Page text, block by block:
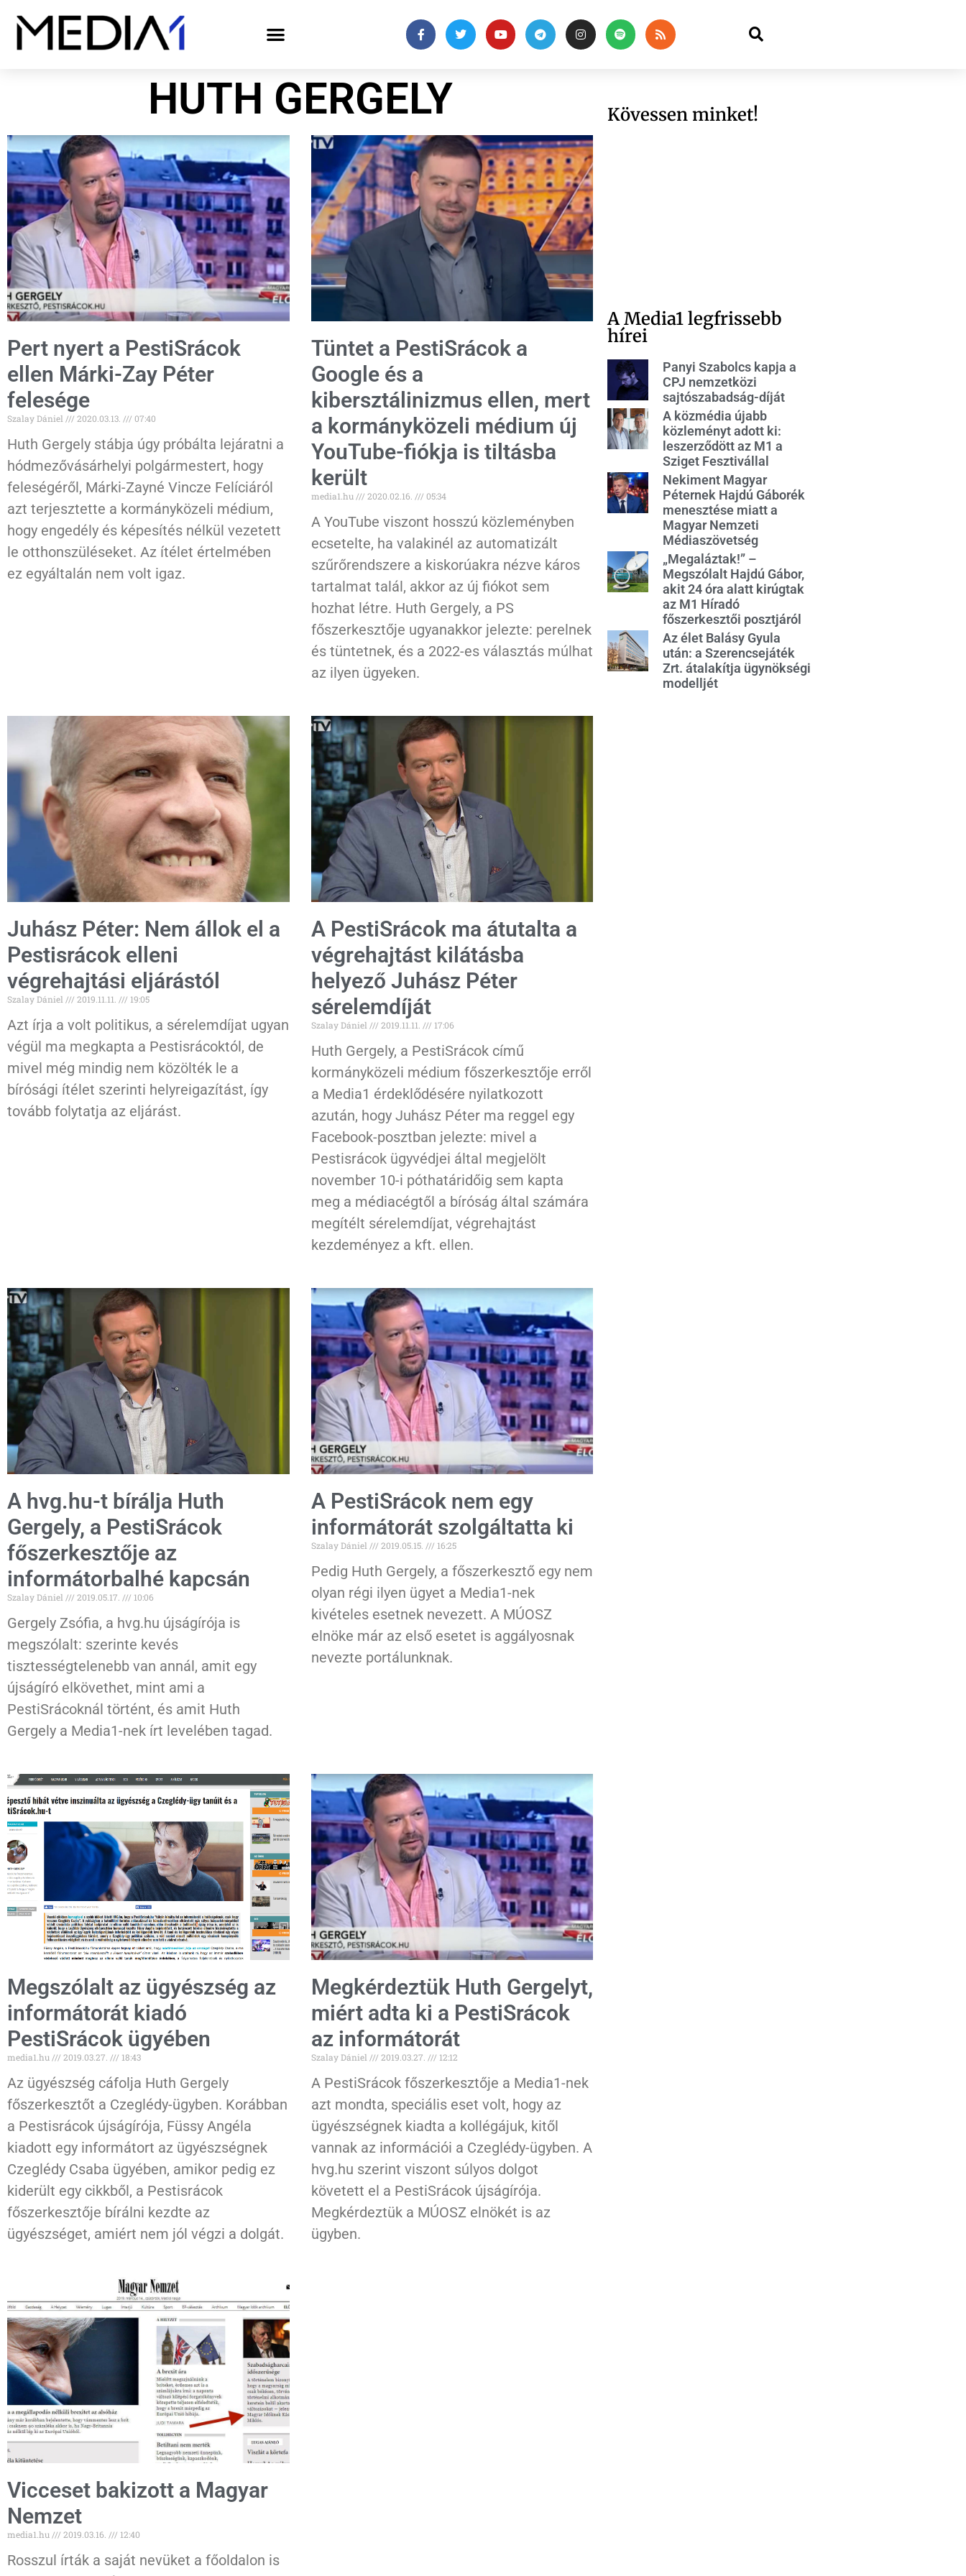
HUTH GERGELY
Pert nyert a PestiSrácok
ellen Márki-Zay Péter
felesége
Szalay Dániel 2020.03.13. 07:40
Huth Gergely stábja úgy próbálta lejáratni a
hódmezővásárhelyi polgármestert, hogy
feleségéről, Márki-Zayné Vincze Felíciáról
azt terjesztette a kormányközeli médium,
hogy engedély és képesítés nélkül vezetett
le otthonszüléseket. Az ítélet értelmében
ez egyáltalán nem volt igaz.
Tüntet a PestiSrácok a
Google és a
kibersztálinizmus ellen, mert
a kormányközeli médium új
YouTube-fiókja is tiltásba
került
media1.hu 2020.02.16. 05:34
A YouTube viszont hosszú közleményben
ecsetelte, ha valakinél az automatizált
szűrőrendszere a kiskorúakra nézve káros
tartalmat talál, akkor az új fiókot sem
hozhat létre. Huth Gergely, a PS
főszerkesztője ugyanakkor jelezte: perelnek
és tüntetnek, és a 2022-es választás múlhat
az ilyen ügyeken.
Juhász Péter: Nem állok el a
Pestisrácok elleni
végrehajtási eljárástól
Szalay Dániel 2019.11.11. 19:05
Azt írja a volt politikus, a sérelemdíjat ugyan
végül ma megkapta a Pestisrácoktól, de
mivel még mindig nem közölték le a
bírósági ítélet szerinti helyreigazítást, így
tovább folytatja az eljárást.
A PestiSrácok ma átutalta a
végrehajtást kilátásba
helyező Juhász Péter
sérelemdíját
Szalay Dániel 2019.11.11. 17:06
Huth Gergely, a PestiSrácok című
kormányközeli médium főszerkesztője erről
a Media1 érdeklődésére nyilatkozott
azután, hogy Juhász Péter ma reggel egy
Facebook-posztban jelezte: mivel a
Pestisrácok ügyvédjei által megjelölt
november 10-i póthatáridőig sem kapta
meg a médiacégtől a bíróság által számára
megítélt sérelemdíjat, végrehajtást
kezdeményez a kft. ellen.
A hvg.hu-t bírálja Huth
Gergely, a PestiSrácok
főszerkesztője az
informátorbalhé kapcsán
Szalay Dániel 2019.05.17. 10:06
Gergely Zsófia, a hvg.hu újságírója is
megszólalt: szerinte kevés
tisztességtelenebb van annál, amit egy
újságíró elkövethet, mint ami a
PestiSrácoknál történt, és amit Huth
Gergely a Media1-nek írt levelében tagad.
A PestiSrácok nem egy
informátorát szolgáltatta ki
Szalay Dániel 2019.05.15. 16:25
Pedig Huth Gergely, a főszerkesztő egy nem
olyan régi ilyen ügyet a Media1-nek
kivételes esetnek nevezett. A MÚOSZ
elnöke már az első esetet is aggályosnak
nevezte portálunknak.
Megszólalt az ügyészség az
informátorát kiadó
PestiSrácok ügyében
media1.hu 2019.03.27. 18:43
Az ügyészség cáfolja Huth Gergely
főszerkesztőt a Czeglédy-ügyben. Korábban
a Pestisrácok újságírója, Füssy Angéla
kiadott egy informátort az ügyészségnek
Czeglédy Csaba ügyében, amikor pedig ez
kiderült egy cikkből, a Pestisrácok
főszerkesztője bírálni kezdte az
ügyészséget, amiért nem jól végzi a dolgát.
Megkérdeztük Huth Gergelyt,
miért adta ki a PestiSrácok
az informátorát
Szalay Dániel 2019.03.27. 12:12
A PestiSrácok főszerkesztője a Media1-nek
azt mondta, speciális eset volt, hogy az
ügyészségnek kiadta a kollégájuk, kitől
vannak az információi a Czeglédy-ügyben. A
hvg.hu szerint viszont súlyos dolgot
követett el a PestiSrácok újságírója.
Megkérdeztük a MÚOSZ elnökét is az
ügyben.
Vicceset bakizott a Magyar
Nemzet
media1.hu 2019.03.16. 12:40
Rosszul írták a saját nevüket a főoldalon is
Kövessen minket!
A Media1 legfrissebb
hírei
Panyi Szabolcs kapja a
CPJ nemzetközi
sajtószabadság-díját
A közmédia újabb
közleményt adott ki:
leszerződött az M1 a
Sziget Fesztivállal
Nekiment Magyar
Péternek Hajdú Gáborék
menesztése miatt a
Magyar Nemzeti
Médiaszövetség
„Megaláztak!” –
Megszólalt Hajdú Gábor,
akit 24 óra alatt kirúgtak
az M1 Híradó
főszerkesztői posztjáról
Az élet Balásy Gyula
után: a Szerencsejáték
Zrt. átalakítja ügynökségi
modelljét